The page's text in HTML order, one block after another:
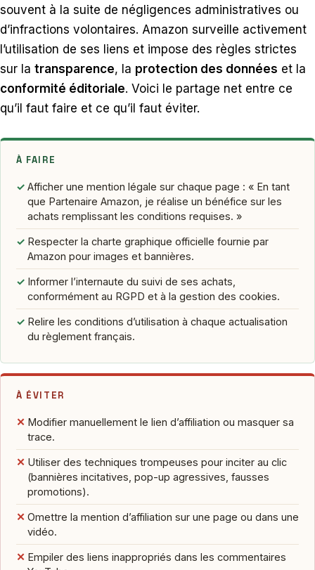
souvent à la suite de négligences administratives ou
d’infractions volontaires. Amazon surveille activement
l’utilisation de ses liens et impose des règles strictes
sur la transparence, la protection des données et la
conformité éditoriale. Voici le partage net entre ce
qu’il faut faire et ce qu’il faut éviter.
À FAIRE
✓ Afficher une mention légale sur chaque page : « En tant
que Partenaire Amazon, je réalise un bénéfice sur les
achats remplissant les conditions requises. »
✓ Respecter la charte graphique officielle fournie par
Amazon pour images et bannières.
✓ Informer l’internaute du suivi de ses achats,
conformément au RGPD et à la gestion des cookies.
✓ Relire les conditions d’utilisation à chaque actualisation
du règlement français.
À ÉVITER
✕ Modifier manuellement le lien d’affiliation ou masquer sa
trace.
✕ Utiliser des techniques trompeuses pour inciter au clic
(bannières incitatives, pop-up agressives, fausses
promotions).
✕ Omettre la mention d’affiliation sur une page ou dans une
vidéo.
✕ Empiler des liens inappropriés dans les commentaires